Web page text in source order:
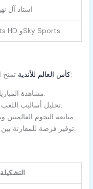
استاد آل
beIN Sports HD وSky Sports
مباريات ‎كأس العالم للأنديةتمنح المشجعين العديد من المزايا:
مشاهدة المباريات مباشرة ومعرفة تشكيلات الفرق.
تحليل أساليب اللعب والاستراتيجيات المختلفة لكل فريق.
متابعة النجوم العالميين ومراقبة أدائهم في المنافسات الدولية.
توفير فرصة للمقارنة بين الأندية القارية المختلفة وأداء لاعبيها.